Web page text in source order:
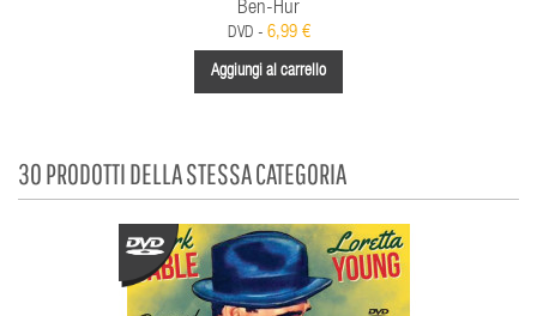
Ben-Hur
DVD - 6,99 €
Aggiungi al carrello
30 PRODOTTI DELLA STESSA CATEGORIA